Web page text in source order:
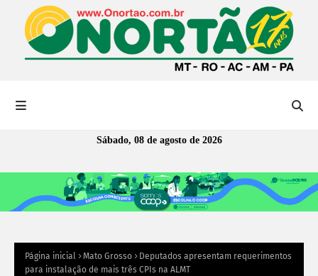
Sábado, 08 de agosto de 2026
Página inicial Mato Grosso
Deputados apresentam requerimentos
para instalação de mais três CPIs na ALMT